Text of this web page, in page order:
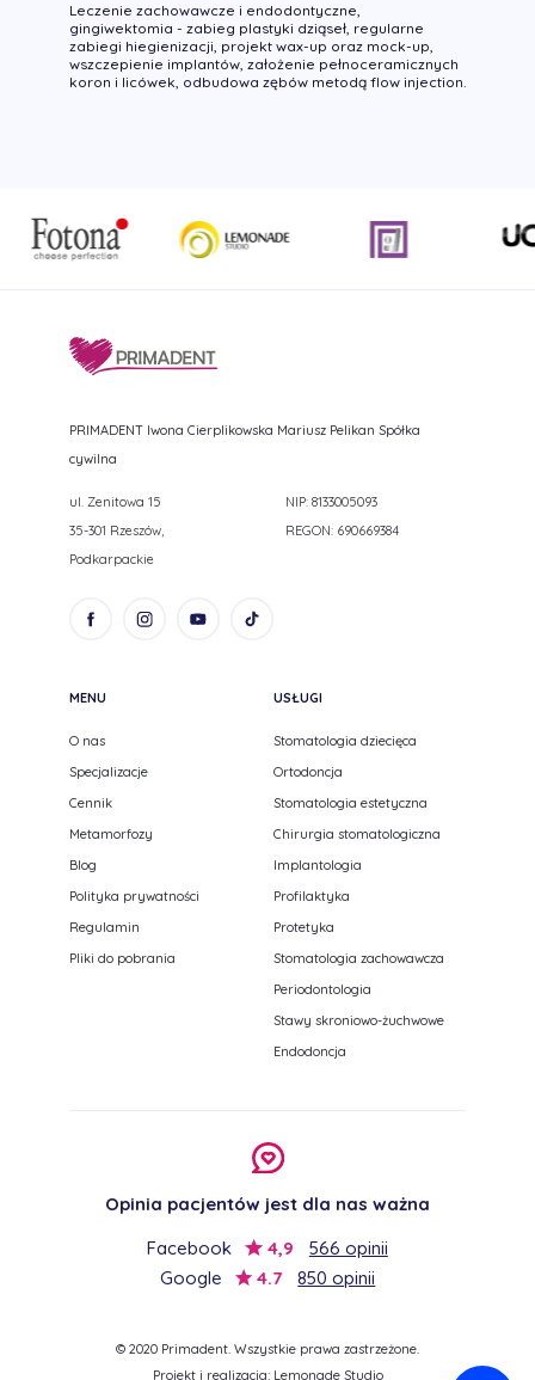
Leczenie zachowawcze i endodontyczne,
gingiwektomia - zabieg plastyki dziąseł, regularne
zabiegi hiegienizacji, projekt wax-up oraz mock-up,
wszczepienie implantów, założenie pełnoceramicznych
koron i licówek, odbudowa zębów metodą flow injection.
PRIMADENT Iwona Cierplikowska Mariusz Pelikan Spółka
cywilna
ul. Zenitowa 15
35-301 Rzeszów,
Podkarpackie
NIP: 8133005093
REGON: 690669384
MENU
O nas
Specjalizacje
Cennik
Metamorfozy
Blog
Polityka prywatności
Regulamin
Pliki do pobrania
USŁUGI
Stomatologia dziecięca
Ortodoncja
Stomatologia estetyczna
Chirurgia stomatologiczna
Implantologia
Profilaktyka
Protetyka
Stomatologia zachowawcza
Periodontologia
Stawy skroniowo-żuchwowe
Endodoncja
Opinia pacjentów jest dla nas ważna
Facebook
4,9
566 opinii
Google
4.7 850 opinii
© 2020 Primadent. Wszystkie prawa zastrzeżone.
Projekt i realizacja: Lemonade Studio